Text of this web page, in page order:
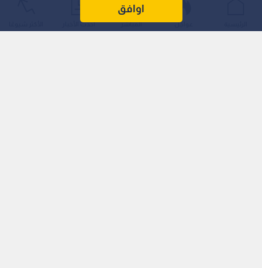
اوافق
بحسب ما أعلن كونكاكاف يوم الخميس.
عواجل المباشر أحدث الأخبار